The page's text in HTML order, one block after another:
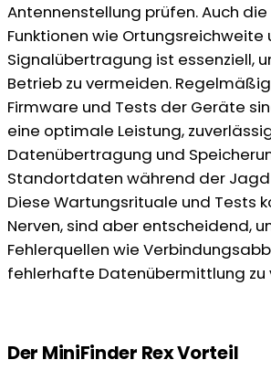
Antennenstellung prüfen. Auch
Funktionen wie Ortungsreichweite
Signalübertragung ist essenziell,
Betrieb zu vermeiden.
Firmware und Tests der Geräte
eine optimale Leistung,
Datenübertragung und
Standortdaten während der Jagd
Diese Wartungsrituale und Tests
Nerven, sind aber entscheidend,
Fehlerquellen wie
fehlerhafte Datenübermittlung zu
Der MiniFinder Rex Vorteil